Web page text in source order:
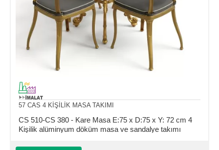
57 CAS 4 KİŞİLİK MASA TAKIMI
CS 510-CS 380 - Kare Masa E:75 x D:75 x Y: 72 cm 4
Kişilik alüminyum döküm masa ve sandalye takımı